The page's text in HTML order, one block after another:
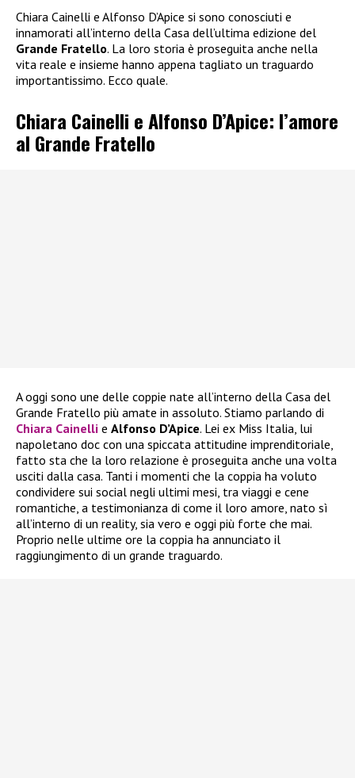
Chiara Cainelli e Alfonso D’Apice si sono conosciuti e
innamorati all’interno della Casa dell’ultima edizione del
Grande Fratello. La loro storia è proseguita anche nella
vita reale e insieme hanno appena tagliato un traguardo
importantissimo. Ecco quale.
Chiara Cainelli e Alfonso D’Apice: l’amore
al Grande Fratello
A oggi sono une delle coppie nate all’interno della Casa del
Grande Fratello più amate in assoluto. Stiamo parlando di
Chiara Cainelli e Alfonso D’Apice. Lei ex Miss Italia, lui
napoletano doc con una spiccata attitudine imprenditoriale,
fatto sta che la loro relazione è proseguita anche una volta
usciti dalla casa. Tanti i momenti che la coppia ha voluto
condividere sui social negli ultimi mesi, tra viaggi e cene
romantiche, a testimonianza di come il loro amore, nato sì
all’interno di un reality, sia vero e oggi più forte che mai.
Proprio nelle ultime ore la coppia ha annunciato il
raggiungimento di un grande traguardo.